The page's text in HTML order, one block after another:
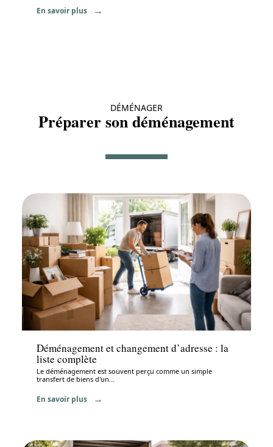
En savoir plus
DÉMÉNAGER
Préparer son déménagement
Déménagement
Déménagement et changement d’adresse : la
liste complète
Le déménagement est souvent perçu comme un simple
transfert de biens d'un…
En savoir plus